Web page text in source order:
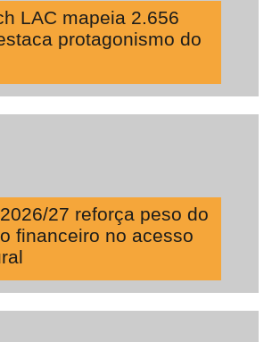
LAC mapeia 2.656
protagonismo do
27 reforça peso do
financeiro no acesso